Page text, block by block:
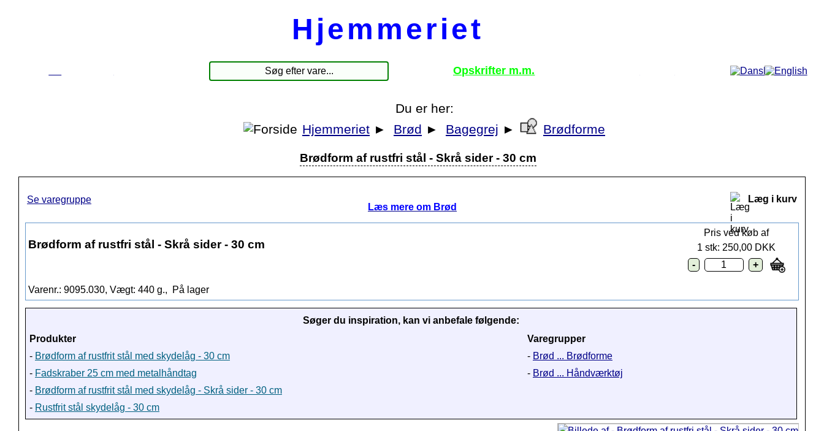
Hjemmeriet
Opskrifter m.m.
Du er her:
Hjemmeriet ► Brød ► Bagegrej ► Brødforme
Brødform af rustfri stål - Skrå sider - 30 cm
Se varegruppe
Læs mere om Brød
Læg i kurv
Brødform af rustfri stål - Skrå sider - 30 cm
Varenr.: 9095.030, Vægt: 440 g., På lager
Pris ved køb af
1 stk: 250,00 DKK
Søger du inspiration, kan vi anbefale følgende:
Produkter
Varegrupper
- Brødform af rustfrit stål med skydelåg - 30 cm - Brød ... Brødforme
- Fadskraber 25 cm med metalhåndtag - Brød ... Håndværktøj
- Brødform af rustfrit stål med skydelåg - Skrå sider - 30 cm
- Rustfrit stål skydelåg - 30 cm